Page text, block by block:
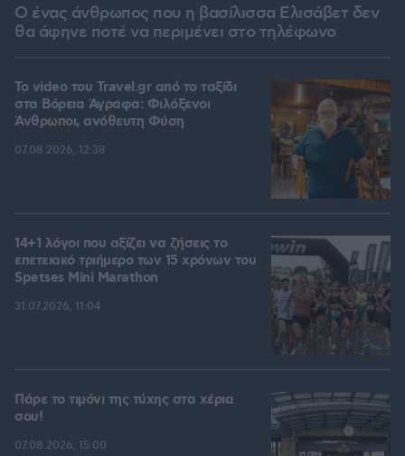
Ο ένας άνθρωπος που η βασίλισσα Ελισάβετ δεν
θα άφηνε ποτέ να περιμένει στο τηλέφωνο
To video του Travel.gr από το ταξίδι
στα Βόρεια Άγραφα: Φιλόξενοι
Άνθρωποι, ανόθευτη Φύση
07.08.2026, 12:38
14+1 λόγοι που αξίζει να ζήσεις το
επετειακό τριήμερο των 15 χρόνων του
Spetses Mini Marathon
31.07.2026, 11:04
Πάρε το τιμόνι της τύχης στα χέρια
σου!
07.08.2026, 15:00